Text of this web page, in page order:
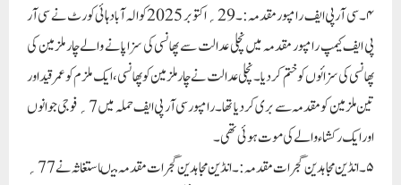
۴۔ سی آر پی ایف رامپور مقدمہ:۔29؍ اکتوبر 2025کو الہ آبادہائی کورٹ نے سی آر
پی ایف کیمپ رامپور مقدمہ میں نچلی عدالت سے پھانسی کی سزا پانے والے چار ملزمین کی
پھانسی کی سزائوں کو ختم کردیا۔نچلی عدالت نے چار ملزمین کو پھانسی، ایک ملزم کو عمر قید اور
تین ملزمین کو مقدمہ سے بری کردیا تھا۔رامپور سی آر پی ایف حملہ میں 7؍ فوجی جوانوں
اور ایک رکشاء والے کی موت ہوئی تھی۔
۵۔ انڈین مجاہدین گجرات مقدمہ:۔ انڈین مجاہدین گجرات مقدمہ میںاستغاثہ نے 77؍